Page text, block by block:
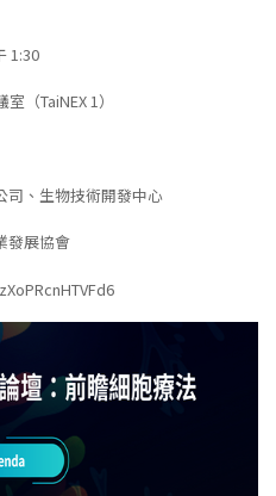
1:30
（TaiNEX 1）
司、生物技術開發中心
發展協會